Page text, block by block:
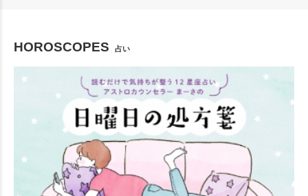
HOROSCOPES 占い